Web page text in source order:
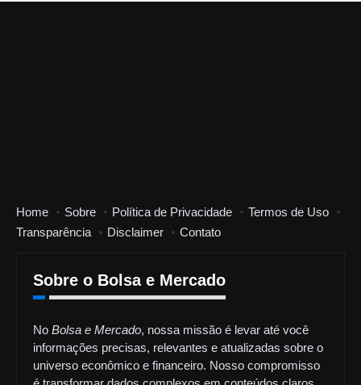
Home Sobre Política de Privacidade
Termos de Uso
Transparência
Disclaimer Contato
Sobre o Bolsa e Mercado
No Bolsa e Mercado, nossa missão é levar até você
informações precisas, relevantes e atualizadas sobre o
universo econômico e financeiro. Nosso compromisso